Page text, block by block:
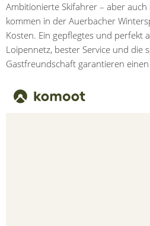
Ambitionierte Skifahrer – aber auch
kommen in der Auerbacher
Kosten. Ein gepflegtes und perfekt
Loipennetz, bester Service und die
Gastfreundschaft garantieren